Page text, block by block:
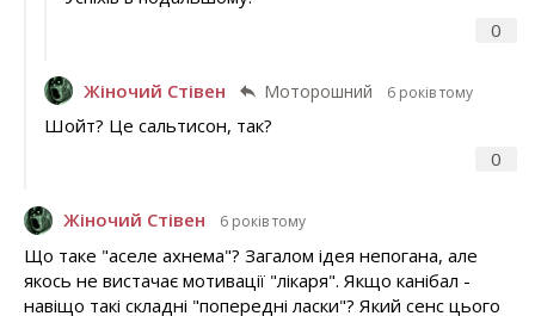
0
Жіночий Стівен Моторошний 6 років тому
0
Шойт? Це сальтисон, так?
Жіночий Стівен 6 років тому
Що таке "аселе ахнема"? Загалом ідея непогана, але
якось не вистачає мотивації "лікаря". Якщо канібал -
навіщо такі складні "попередні ласки"? Який сенс цього